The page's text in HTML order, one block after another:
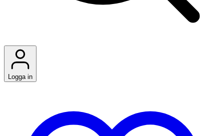
Logga in